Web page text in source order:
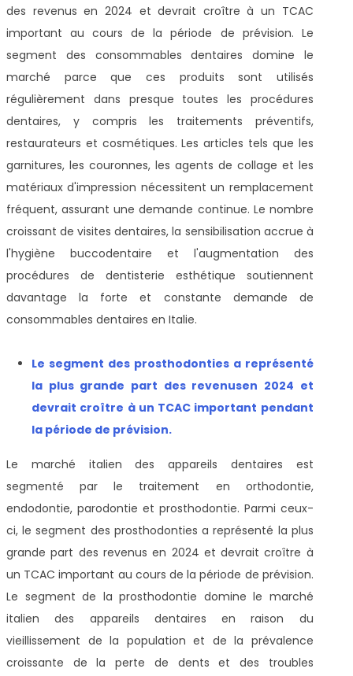
des revenus en 2024 et devrait croître à un TCAC
important au cours de la période de prévision. Le
segment des consommables dentaires domine le
marché parce que ces produits sont utilisés
régulièrement dans presque toutes les procédures
dentaires, y compris les traitements préventifs,
restaurateurs et cosmétiques. Les articles tels que les
garnitures, les couronnes, les agents de collage et les
matériaux d'impression nécessitent un remplacement
fréquent, assurant une demande continue. Le nombre
croissant de visites dentaires, la sensibilisation accrue à
l'hygiène buccodentaire et l'augmentation des
procédures de dentisterie esthétique soutiennent
davantage la forte et constante demande de
consommables dentaires en Italie.
Le segment des prosthodonties a représenté
la plus grande part des revenusen 2024 et
devrait croître à un TCAC important pendant
la période de prévision.
Le marché italien des appareils dentaires est
segmenté par le traitement en orthodontie,
endodontie, parodontie et prosthodontie. Parmi ceux-
ci, le segment des prosthodonties a représenté la plus
grande part des revenus en 2024 et devrait croître à
un TCAC important au cours de la période de prévision.
Le segment de la prosthodontie domine le marché
italien des appareils dentaires en raison du
vieillissement de la population et de la prévalence
croissante de la perte de dents et des troubles